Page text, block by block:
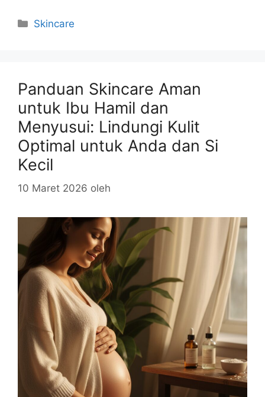
Kategori
Skincare
Panduan Skincare Aman
untuk Ibu Hamil dan
Menyusui: Lindungi Kulit
Optimal untuk Anda dan Si
Kecil
10 Maret 2026 oleh